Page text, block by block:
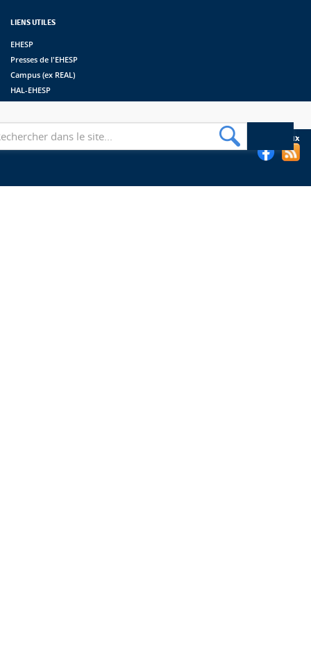
LIENS UTILES
EHESP
Presses de l'EHESP
Campus (ex REAL)
HAL-EHESP
Suivez les bibliothèques de l'EHESP sur les réseaux sociaux